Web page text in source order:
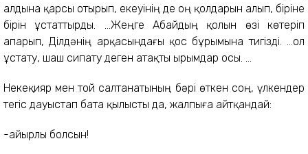
алдына қарсы отырып, екеуінің де оң қолдарын алып, біріне
бірін ұстаттырды. ...Жеңге Абайдың қолын өзі көтеріп
апарып, Ділдәнің арқасындағы қос бұрымына тигізді. ...Қол
ұстату, шаш сипату деген атақты ырымдар осы. ...
Некеқияр мен той салтанатының бәрі өткен соң, үлкендер
тегіс дауыстап бата қылысты да, жалпыға айтқандай:
-Қайырлы болсын!